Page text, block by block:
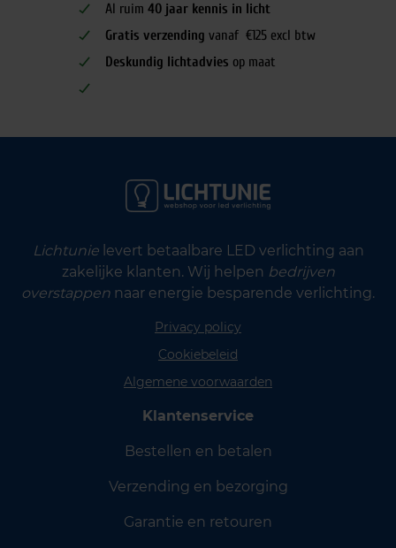
Al ruim 40 jaar kennis in licht
Gratis verzending vanaf €125 excl btw
Deskundig lichtadvies op maat
Lichtunielevert betaalbare LED verlichting aan
zakelijke klanten. Wij helpen bedrijven
overstappen naar energie besparende verlichting.
Privacy policy
Cookiebeleid
Algemene voorwaarden
Klantenservice
Bestellen en betalen
Verzending en bezorging
Garantie en retouren